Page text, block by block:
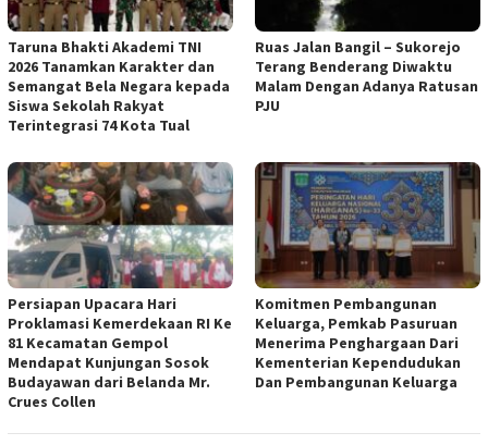
Taruna Bhakti Akademi TNI
2026 Tanamkan Karakter dan
Semangat Bela Negara kepada
Siswa Sekolah Rakyat
Terintegrasi 74 Kota Tual
Ruas Jalan Bangil – Sukorejo
Terang Benderang Diwaktu
Malam Dengan Adanya Ratusan
PJU
Persiapan Upacara Hari
Proklamasi Kemerdekaan RI Ke
81 Kecamatan Gempol
Mendapat Kunjungan Sosok
Budayawan dari Belanda Mr.
Crues Collen
Komitmen Pembangunan
Keluarga, Pemkab Pasuruan
Menerima Penghargaan Dari
Kementerian Kependudukan
Dan Pembangunan Keluarga